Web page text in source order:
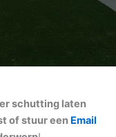
schutting laten
of stuur een Email